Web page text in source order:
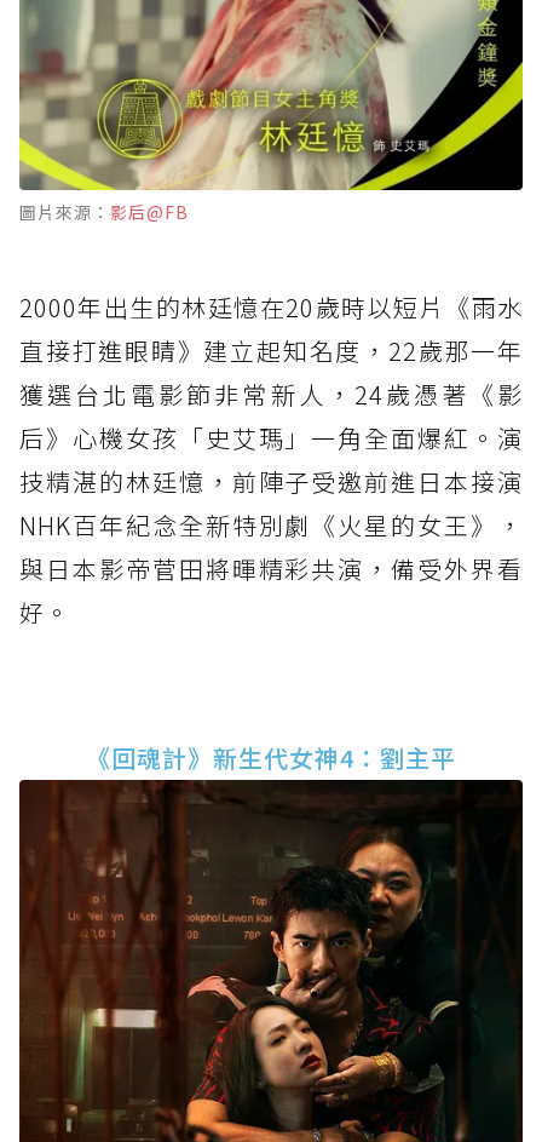
圖片來源： 影后@FB
2000年出生的林廷憶在20歲時以短片《雨水
直接打進眼睛》建立起知名度，22歲那一年
獲選台北電影節非常新人，24歲憑著《影
后》心機女孩「史艾瑪」一角全面爆紅。演
技精湛的林廷憶，前陣子受邀前進日本接演
NHK百年紀念全新特別劇《火星的女王》，
與日本影帝菅田將暉精彩共演，備受外界看
好。
《回魂計》新生代女神4：劉主平